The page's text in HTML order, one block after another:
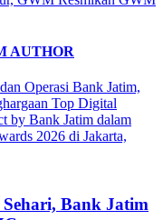
AUTHOR
Bank Jatim